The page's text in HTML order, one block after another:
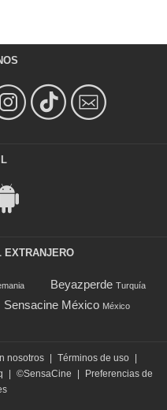
EXTRANJERO
Beyazperde Turquía
Sensacine México México
nosotros | Términos de uso |
| ©SensaCine |
Preferencias de